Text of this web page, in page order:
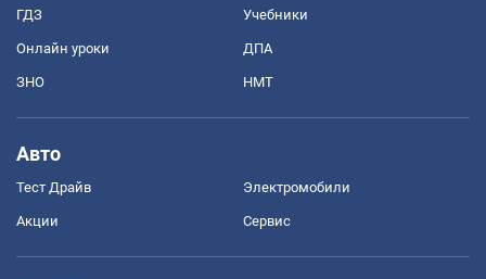
ГДЗ Учебники
Онлайн уроки ДПА
ЗНО НМТ
Авто
Тест Драйв Электромобили
Акции Сервис